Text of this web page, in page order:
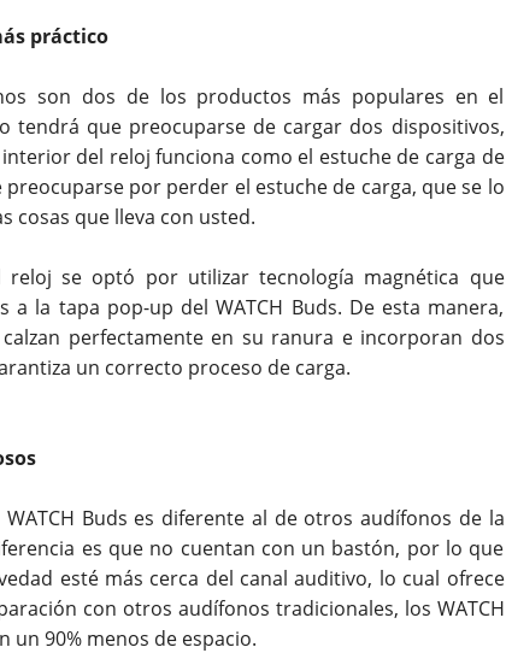
práctico
son dos de los productos más populares en el
tendrá que preocuparse de cargar dos dispositivos,
interior del reloj funciona como el estuche de carga de
por perder el estuche de carga, que se lo
cosas que lleva con usted.
se optó por utilizar tecnología magnética que
la tapa pop-up del WATCH Buds. De esta manera,
perfectamente en su ranura e incorporan dos
un correcto proceso de carga.
Buds es diferente al de otros audífonos de la
es que no cuentan con un bastón, por lo que
esté más cerca del canal auditivo, lo cual ofrece
con otros audífonos tradicionales, los WATCH
un 90% menos de espacio.